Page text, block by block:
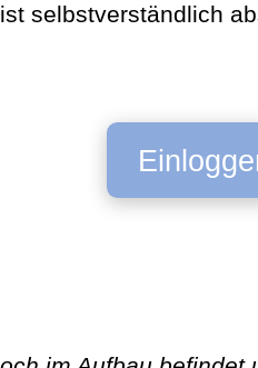
selbstverständlich